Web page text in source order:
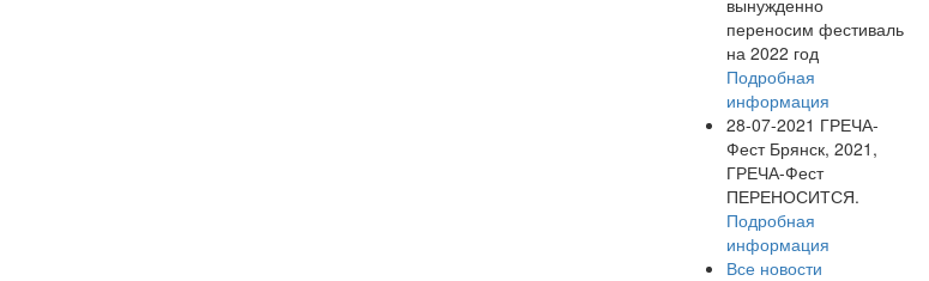
переносим фестиваль
на 2022 год
Подробная
информация
28-07-2021 ГРЕЧА-
Фест Брянск, 2021,
ГРЕЧА-Фест
ПЕРЕНОСИТСЯ.
Подробная
информация
Все новости